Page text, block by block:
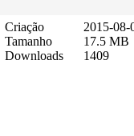
Criação
Tamanho
Downloads
2015-08-
17.5 MB
1409